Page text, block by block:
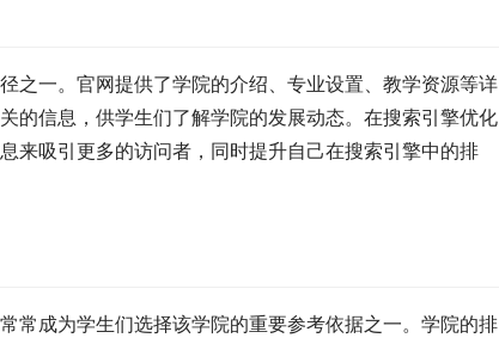
之一。官网提供了学院的介绍、专业设置、教学资源等详
的信息，供学生们了解学院的发展动态。在搜索引擎优化
来吸引更多的访问者，同时提升自己在搜索引擎中的排
常成为学生们选择该学院的重要参考依据之一。学院的排